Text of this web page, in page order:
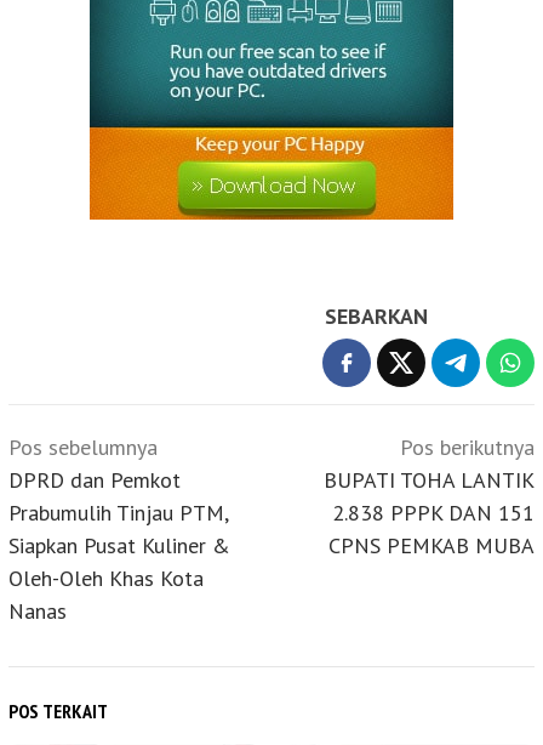
SEBARKAN
Navigasi
pos
Pos sebelumnya
DPRD dan Pemkot
Prabumulih Tinjau PTM,
Siapkan Pusat Kuliner &
Oleh-Oleh Khas Kota
Nanas
Pos berikutnya
BUPATI TOHA LANTIK
2.838 PPPK DAN 151
CPNS PEMKAB MUBA
POS TERKAIT